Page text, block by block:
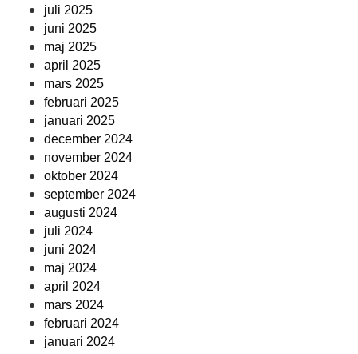
juli 2025
juni 2025
maj 2025
april 2025
mars 2025
februari 2025
januari 2025
december 2024
november 2024
oktober 2024
september 2024
augusti 2024
juli 2024
juni 2024
maj 2024
april 2024
mars 2024
februari 2024
januari 2024